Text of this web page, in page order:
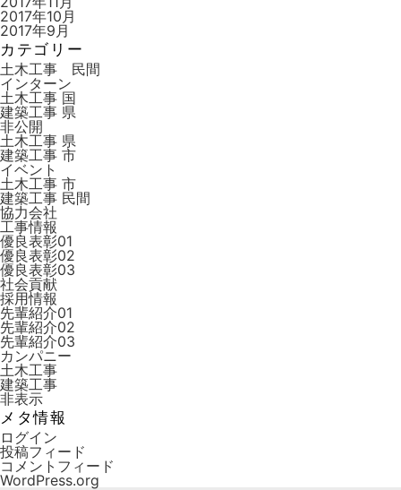
2017年10月
2017年9月
カテゴリー
土木工事 民間
インターン
土木工事 国
建築工事 県
非公開
土木工事 県
建築工事 市
イベント
土木工事 市
建築工事 ⺠間
協力会社
工事情報
優良表彰01
優良表彰02
優良表彰03
社会貢献
採用情報
先輩紹介01
先輩紹介02
先輩紹介03
カンパニー
土木工事
建築工事
非表示
メタ情報
ログイン
投稿フィード
コメントフィード
WordPress.org